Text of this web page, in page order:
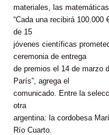
materiales, las
“Cada una recibirá
de 15
jóvenes científicas
ceremonia de entrega
de premios el 14 de marzo
París”, agrega el
comunicado. Entre la
otra
argentina: la cordobesa
Río Cuarto.